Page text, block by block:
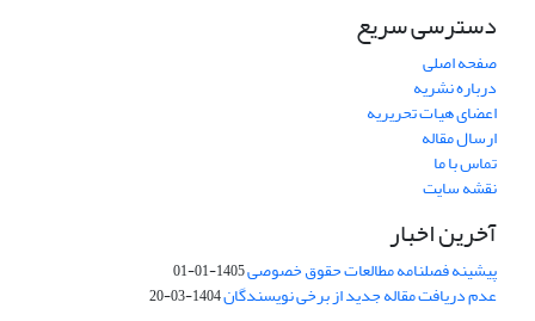
دسترسی سریع
صفحه اصلی
درباره نشریه
اعضای هیات تحریریه
ارسال مقاله
تماس با ما
نقشه سایت
آخرین اخبار
پیشینه فصلنامه مطالعات حقوق خصوصی1405-01-01
عدم دریافت مقاله جدید از برخی نویسندگان1404-03-20